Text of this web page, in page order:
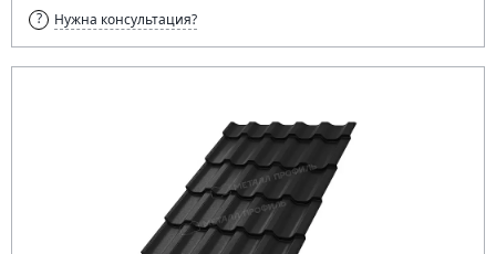
Нужна консультация?